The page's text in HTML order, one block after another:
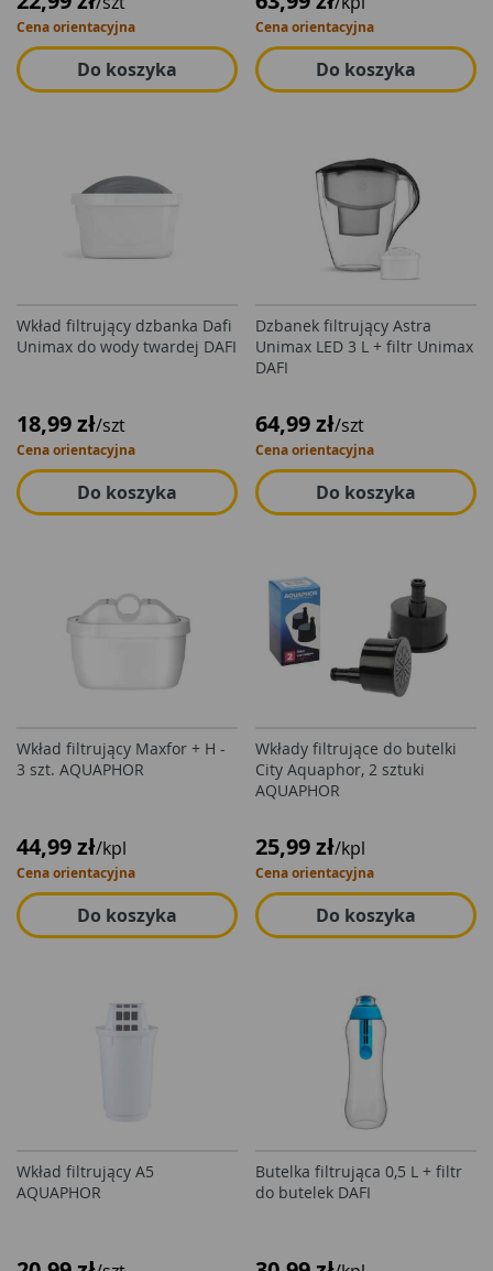
Cena orientacyjna
Do koszyka
Cena orientacyjna
Do koszyka
Wkład filtrujący dzbanka Dafi
Unimax do wody twardej DAFI
18,99 zł/szt
Cena orientacyjna
Do koszyka
Dzbanek filtrujący Astra
Unimax LED 3 L + filtr Unimax
DAFI
64,99 zł/szt
Cena orientacyjna
Do koszyka
Wkład filtrujący Maxfor + H -
3 szt. AQUAPHOR
44,99 zł/kpl
Cena orientacyjna
Do koszyka
Wkłady filtrujące do butelki
City Aquaphor, 2 sztuki
AQUAPHOR
25,99 zł/kpl
Cena orientacyjna
Do koszyka
Wkład filtrujący A5
AQUAPHOR
Butelka filtrująca 0,5 L + filtr
do butelek DAFI